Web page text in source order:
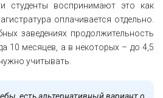
студенты воспринимают это как
оплачивается отдельно.
заведениях продолжительность
10 месяцев, а в некоторых – до 4,5
учитывать.